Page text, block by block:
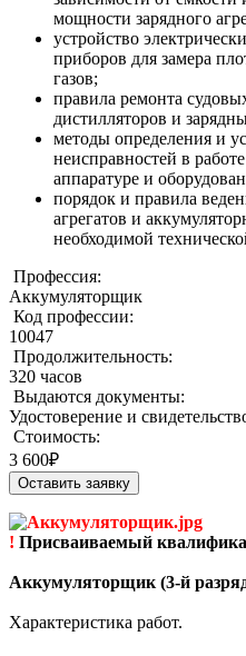
мощности зарядного
устройство
приборов для замера
газов;
правила ремонта
дистилляторов и
методы определения и
неисправностей в
аппаратуре и
порядок и правила
агрегатов и
необходимой
Профессия:
Аккумуляторщик
Код профессии:
10047
Продолжительность:
320 часов
Выдаются документы:
Удостоверение и
Стоимость:
3 600₽
Оставить заявку
! Присваиваемый
Аккумуляторщик (3-й
Характеристика работ.